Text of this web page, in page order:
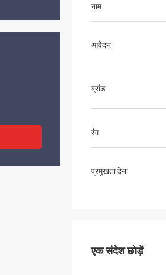
नाम
आवेदन
ब्रांड
रंग
प्रमुखता देना
एक संदेश छोड़ें